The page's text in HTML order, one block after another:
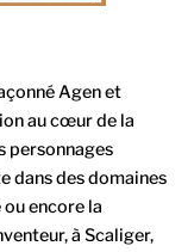
Agen et
au cœur de la
personnages
dans des domaines
encore la
à Scaliger,